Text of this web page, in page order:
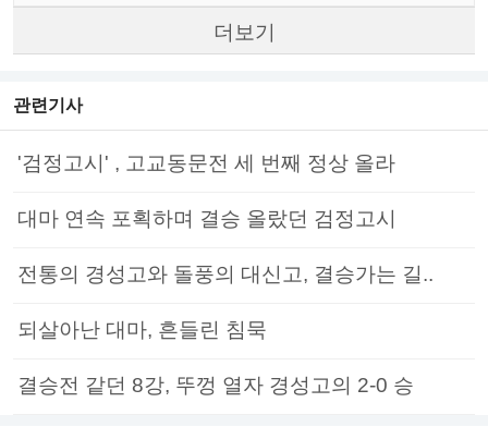
더보기
관련기사
'검정고시' , 고교동문전 세 번째 정상 올라
대마 연속 포획하며 결승 올랐던 검정고시
전통의 경성고와 돌풍의 대신고, 결승가는 길..
되살아난 대마, 흔들린 침묵
결승전 같던 8강, 뚜껑 열자 경성고의 2-0 승